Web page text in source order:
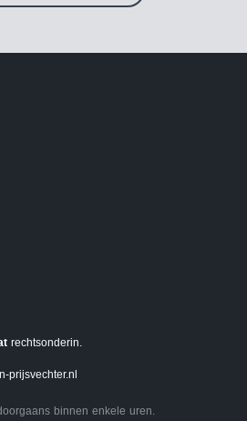
rechtsonderin.
prijsvechter.nl
binnen enkele uren.